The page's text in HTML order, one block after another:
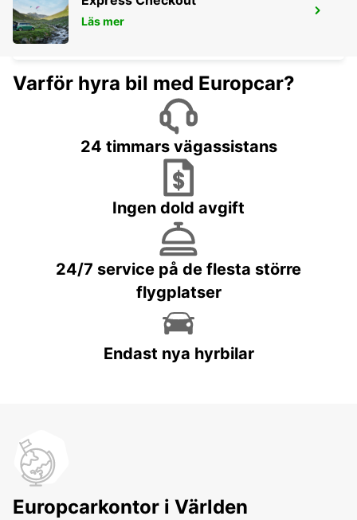
SIEGEN
SIEGEN - GERMANY
Läs mer
Varför hyra bil med Europcar?
24 timmars vägassistans
Ingen dold avgift
24/7 service på de flesta större
flygplatser
Endast nya hyrbilar
Europcarkontor i Världen